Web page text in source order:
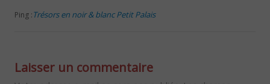
Ping :Trésors en noir & blanc Petit Palais
Laisser un commentaire